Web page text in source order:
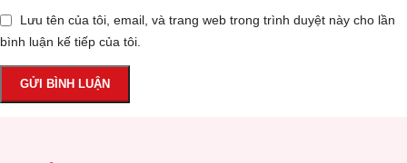
Lưu tên của tôi, email, và trang web trong trình duyệt này cho lần
bình luận kế tiếp của tôi.